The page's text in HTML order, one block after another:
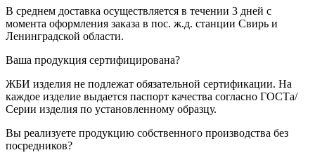
В среднем доставка осуществляется в течении 3 дней с
момента оформления заказа в пос. ж.д. станции Свирь и
Ленинградской области.
Ваша продукция сертифицирована?
ЖБИ изделия не подлежат обязательной сертификации. На
каждое изделие выдается паспорт качества согласно ГОСТа/
Серии изделия по установленному образцу.
Вы реализуете продукцию собственного производства без
посредников?